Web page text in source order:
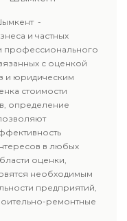
-
и частных
профессионального
с оценкой
и юридическим
стоимости
определение
в любых
оценки,
необходимым
предприятий,
ремонтные